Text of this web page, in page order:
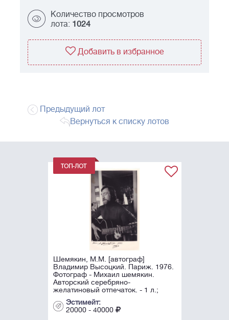
Количество просмотров
лота: 1024
Добавить в избранное
Предыдущий лот
Вернуться к списку лотов
Шемякин, М.М. [автограф]
Владимир Высоцкий. Париж. 1976.
Фотограф - Михаил шемякин.
Авторский серебряно-
желатиновый отпечаток. - 1 л.;
21х15 см.
Эстимейт:
20000 - 40000